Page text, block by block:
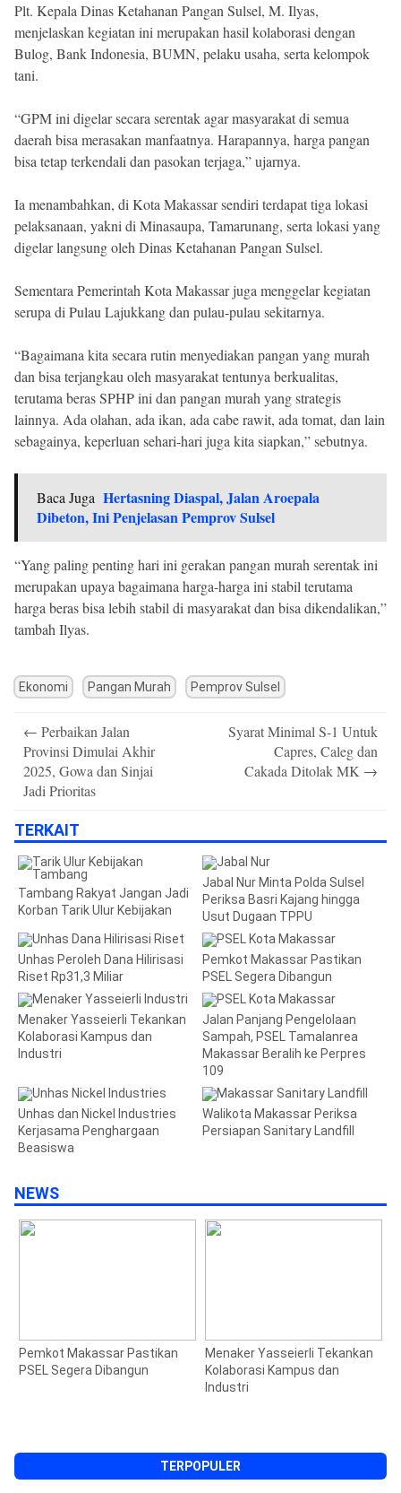
Plt. Kepala Dinas Ketahanan Pangan Sulsel, M. Ilyas,
menjelaskan kegiatan ini merupakan hasil kolaborasi dengan
Bulog, Bank Indonesia, BUMN, pelaku usaha, serta kelompok
tani.
“GPM ini digelar secara serentak agar masyarakat di semua
daerah bisa merasakan manfaatnya. Harapannya, harga pangan
bisa tetap terkendali dan pasokan terjaga,” ujarnya.
Ia menambahkan, di Kota Makassar sendiri terdapat tiga lokasi
pelaksanaan, yakni di Minasaupa, Tamarunang, serta lokasi yang
digelar langsung oleh Dinas Ketahanan Pangan Sulsel.
Sementara Pemerintah Kota Makassar juga menggelar kegiatan
serupa di Pulau Lajukkang dan pulau-pulau sekitarnya.
“Bagaimana kita secara rutin menyediakan pangan yang murah
dan bisa terjangkau oleh masyarakat tentunya berkualitas,
terutama beras SPHP ini dan pangan murah yang strategis
lainnya. Ada olahan, ada ikan, ada cabe rawit, ada tomat, dan lain
sebagainya, keperluan sehari-hari juga kita siapkan,” sebutnya.
Baca Juga Hertasning Diaspal, Jalan Aroepala
Dibeton, Ini Penjelasan Pemprov Sulsel
“Yang paling penting hari ini gerakan pangan murah serentak ini
merupakan upaya bagaimana harga-harga ini stabil terutama
harga beras bisa lebih stabil di masyarakat dan bisa dikendalikan,”
tambah Ilyas.
Ekonomi Pangan Murah Pemprov Sulsel
navigation
← Perbaikan Jalan
Provinsi Dimulai Akhir
2025, Gowa dan Sinjai
Jadi Prioritas
Syarat Minimal S-1 Untuk
Capres, Caleg dan
Cakada Ditolak MK →
TERKAIT
Tambang Rakyat Jangan Jadi
Korban Tarik Ulur Kebijakan
Jabal Nur Minta Polda Sulsel
Periksa Basri Kajang hingga
Usut Dugaan TPPU
Unhas Peroleh Dana Hilirisasi
Riset Rp31,3 Miliar
Pemkot Makassar Pastikan
PSEL Segera Dibangun
Menaker Yasseierli Tekankan
Kolaborasi Kampus dan
Industri
Jalan Panjang Pengelolaan
Sampah, PSEL Tamalanrea
Makassar Beralih ke Perpres
109
Unhas dan Nickel Industries
Kerjasama Penghargaan
Beasiswa
Walikota Makassar Periksa
Persiapan Sanitary Landfill
NEWS
Pemkot Makassar Pastikan
PSEL Segera Dibangun
Menaker Yasseierli Tekankan
Kolaborasi Kampus dan
Industri
TERPOPULER